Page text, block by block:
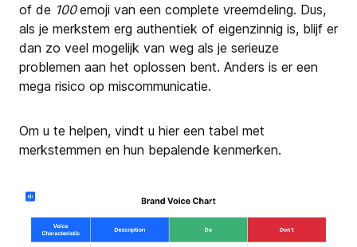
of de 100emoji van een complete vreemdeling. Dus,
als je merkstem erg authentiek of eigenzinnig is, blijf er
dan zo veel mogelijk van weg als je serieuze
problemen aan het oplossen bent. Anders is er een
mega risico op miscommunicatie.
Om u te helpen, vindt u hier een tabel met
merkstemmen en hun bepalende kenmerken.